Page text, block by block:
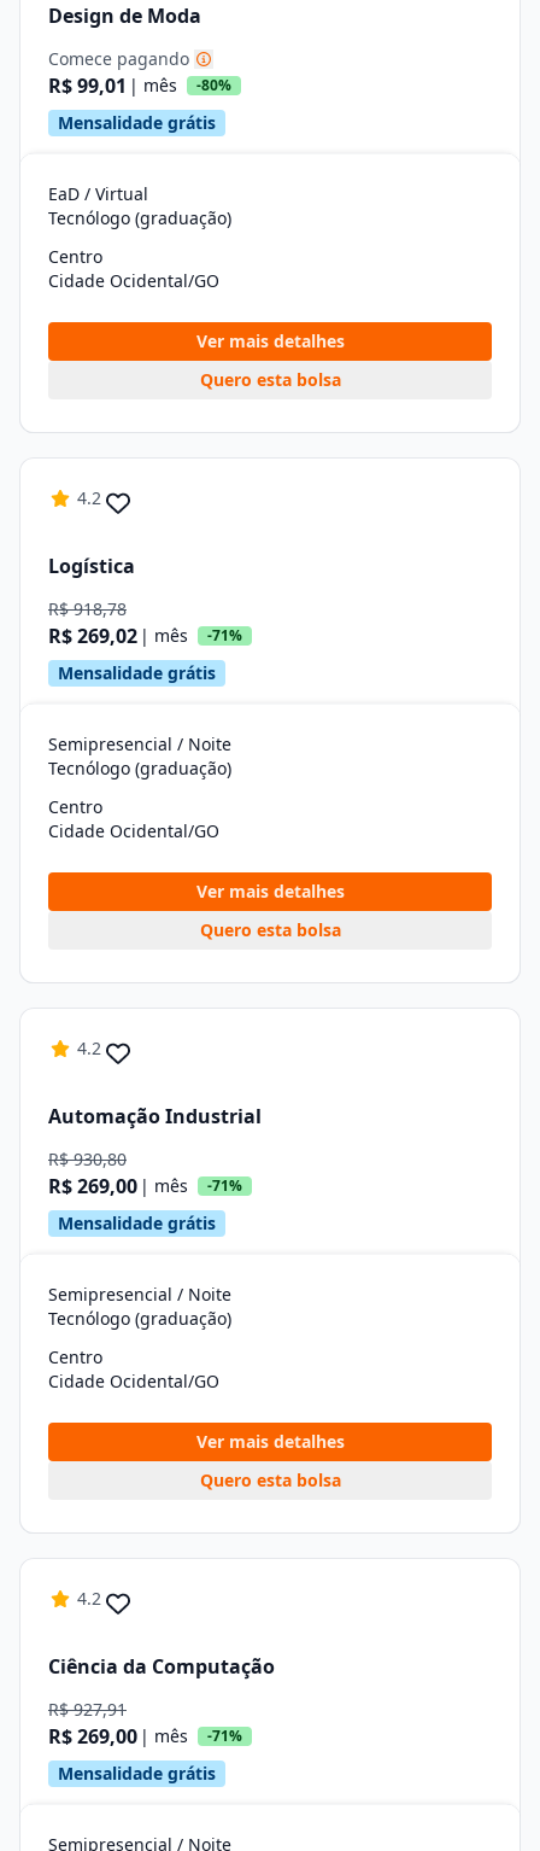
Design de Moda
Comece pagando
R$ 99,01 | mês -80%
Mensalidade grátis
EaD / Virtual
Tecnólogo (graduação)
Centro
Cidade Ocidental/GO
Ver mais detalhes
Quero esta bolsa
4.2
Logística
R$ 918,78
R$ 269,02 | mês -71%
Mensalidade grátis
Semipresencial / Noite
Tecnólogo (graduação)
Centro
Cidade Ocidental/GO
Ver mais detalhes
Quero esta bolsa
4.2
Automação Industrial
R$ 930,80
R$ 269,00 | mês -71%
Mensalidade grátis
Semipresencial / Noite
Tecnólogo (graduação)
Centro
Cidade Ocidental/GO
Ver mais detalhes
Quero esta bolsa
4.2
Ciência da Computação
R$ 927,91
R$ 269,00 | mês -71%
Mensalidade grátis
Semipresencial / Noite